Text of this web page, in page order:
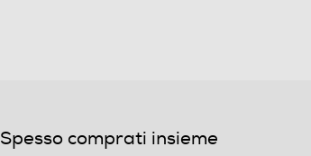
Spesso comprati insieme